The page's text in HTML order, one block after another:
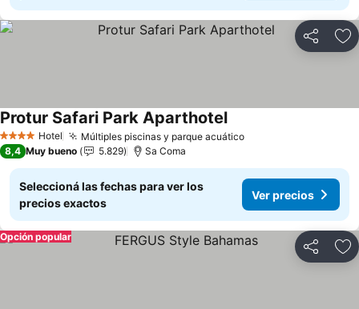
Compartir
4 EstrellasHotel Múltiples piscinas y parque acuáticoVer precios
Protur Safari Park AparthotelVer precios
8,4 Muy bueno 5.829 Sa Coma
Seleccioná las fechas para ver los
precios exactos
Ver precios
Compartir
Opción popular